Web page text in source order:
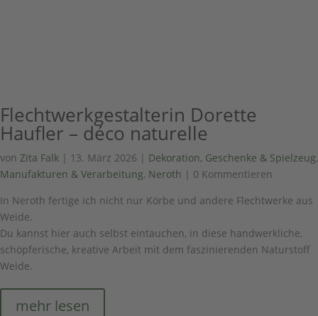
Flechtwerkgestalterin Dorette
Haufler – déco naturelle
von Zita Falk | 13. März 2026 | Dekoration, Geschenke & Spielzeug,
Manufakturen & Verarbeitung, Neroth | 0 Kommentieren
In Neroth fertige ich nicht nur Körbe und andere Flechtwerke aus
Weide.
Du kannst hier auch selbst eintauchen, in diese handwerkliche,
schöpferische, kreative Arbeit mit dem faszinierenden Naturstoff
Weide.
mehr lesen